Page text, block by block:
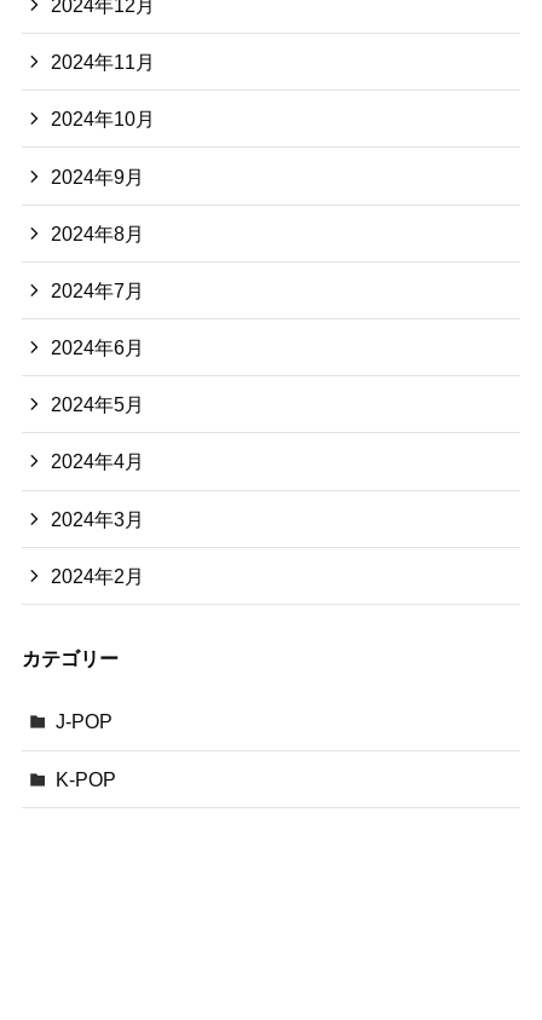
2024年12月
2024年11月
2024年10月
2024年9月
2024年8月
2024年7月
2024年6月
2024年5月
2024年4月
2024年3月
2024年2月
カテゴリー
J-POP
K-POP